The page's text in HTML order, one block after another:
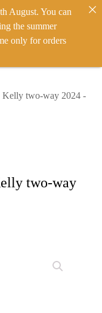
IT ENACCEDI
two-way 2024 -
two-way
August. You can
the summer
only for orders